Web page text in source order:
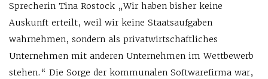
Sprecherin Tina Rostock „Wir haben bisher keine
Auskunft erteilt, weil wir keine Staatsaufgaben
wahrnehmen, sondern als privatwirtschaftliches
Unternehmen mit anderen Unternehmen im Wettbewerb
stehen.“ Die Sorge der kommunalen Softwarefirma war,